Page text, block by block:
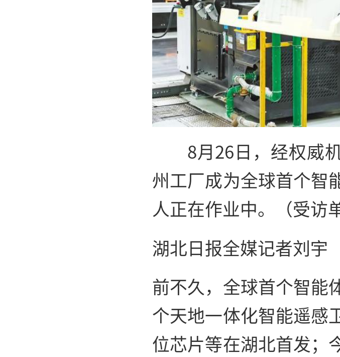
8月26日，经权威
州工厂成为全球首个智
人正在作业中。（受访
湖北日报全媒记者刘宇
前不久，全球首个智能
个天地一体化智能遥感
位芯片等在湖北首发；